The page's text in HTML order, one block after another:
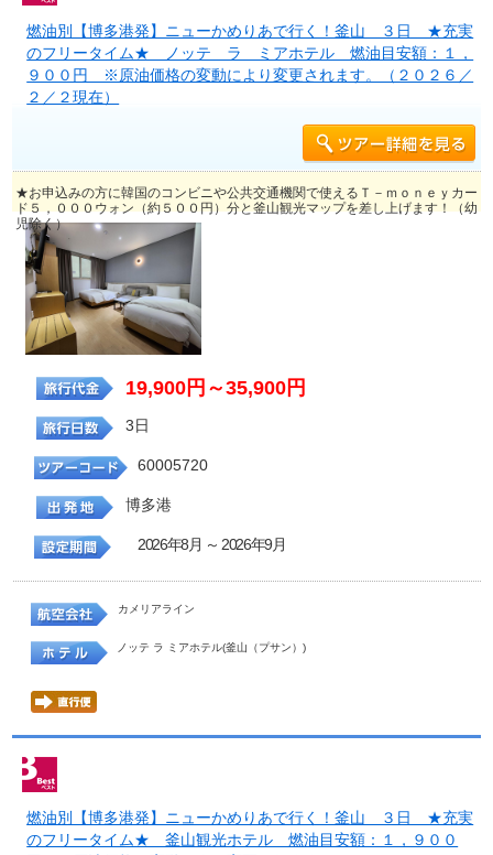
燃油別【博多港発】ニューかめりあで行く！釜山 ３日 ★充実
のフリータイム★ ノッテ ラ ミアホテル 燃油目安額：１，
９００円 ※原油価格の変動により変更されます。（２０２６／
２／２現在）
★お申込みの方に韓国のコンビニや公共交通機関で使えるＴ－ｍｏｎｅｙカー
ド５，０００ウォン（約５００円）分と釜山観光マップを差し上げます！（幼
児除く）
19,900円～35,900円
3日
60005720
博多港
2026年8月 ～ 2026年9月
カメリアライン
ノッテ ラ ミアホテル(釜山（プサン）)
燃油別【博多港発】ニューかめりあで行く！釜山 ３日 ★充実
のフリータイム★ 釜山観光ホテル 燃油目安額：１，９００